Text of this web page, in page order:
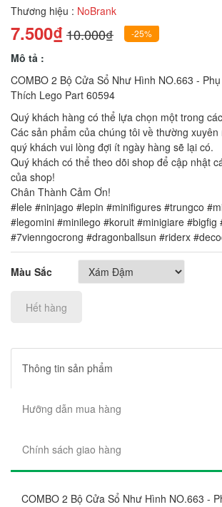
Thương hiệu : NoBrank
7.500₫10.000₫ -25%
Mô tả :
COMBO 2 Bộ Cửa Sổ Như Hình NO.663 -
Thích Lego Part 60594
Quý khách hàng có thể lựa chọn một trong
Các sản phẩm của chúng tôi về thường
quý khách vui lòng đợi ít ngày hàng sẽ lại có.
Quý khách có thể theo dõi shop để cập nhật
của shop!
Chân Thành Cảm Ơn!
#lele #ninjago #lepin #minifigures #trungco
#legomini #minilego #koruit #minigiare #bigfig
#7vienngocrong #dragonballsun #riderx
Màu Sắc
Hết hàng
Thông tin sản phẩm
Hưỡng dẫn mua hàng
Chính sách giao hàng
COMBO 2 Bộ Cửa Sổ Như Hình NO.663 -